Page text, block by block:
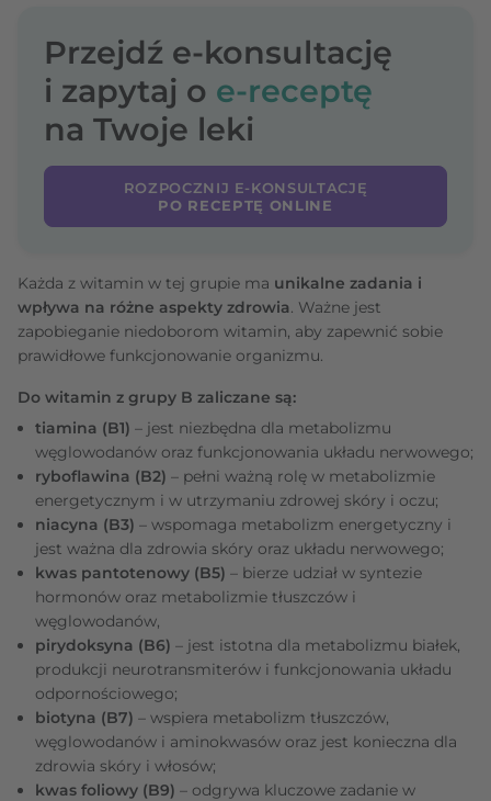
Przejdź e-konsultację
i zapytaj o e-receptę
na Twoje leki
ROZPOCZNIJ E-KONSULTACJĘ
PO RECEPTĘ ONLINE
Każda z witamin w tej grupie ma unikalne zadania i
wpływa na różne aspekty zdrowia. Ważne jest
zapobieganie niedoborom witamin, aby zapewnić sobie
prawidłowe funkcjonowanie organizmu.
Do witamin z grupy B zaliczane są:
tiamina (B1) – jest niezbędna dla metabolizmu
węglowodanów oraz funkcjonowania układu nerwowego;
ryboflawina (B2) – pełni ważną rolę w metabolizmie
energetycznym i w utrzymaniu zdrowej skóry i oczu;
niacyna (B3) – wspomaga metabolizm energetyczny i
jest ważna dla zdrowia skóry oraz układu nerwowego;
kwas pantotenowy (B5) – bierze udział w syntezie
hormonów oraz metabolizmie tłuszczów i
węglowodanów,
pirydoksyna (B6) – jest istotna dla metabolizmu białek,
produkcji neurotransmiterów i funkcjonowania układu
odpornościowego;
biotyna (B7) – wspiera metabolizm tłuszczów,
węglowodanów i aminokwasów oraz jest konieczna dla
zdrowia skóry i włosów;
kwas foliowy (B9) – odgrywa kluczowe zadanie w